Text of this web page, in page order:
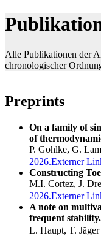
Alle Publikationen der
chronologischer
Preprints
On a family of
of
P. Gohlke, G.
2026.Externer
Constructing
M.I. Cortez, J.
2026.Externer
A note on
frequent stability.
L. Haupt, T.